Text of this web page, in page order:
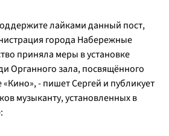
лайками данный пост,
города Набережные
приняла меры в установке
Органного зала, посвящённого
«Кино», - пишет Сергей и публикует
музыканту, установленных в